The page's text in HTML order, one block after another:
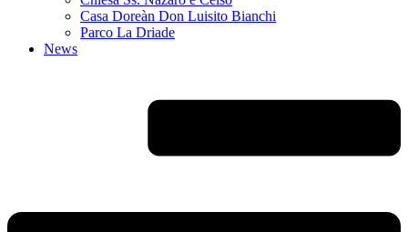
Casa Doreàn Don Luisito Bianchi
Parco La Driade
News